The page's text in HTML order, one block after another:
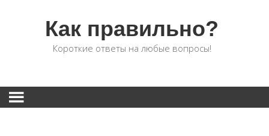
Как правильно?
Короткие ответы на любые вопросы!